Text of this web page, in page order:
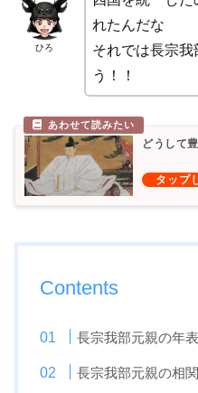
ひろ
れたんだな
それでは長宗我
う！！
どうして
Contents
長宗我部元親の年表
長宗我部元親の相